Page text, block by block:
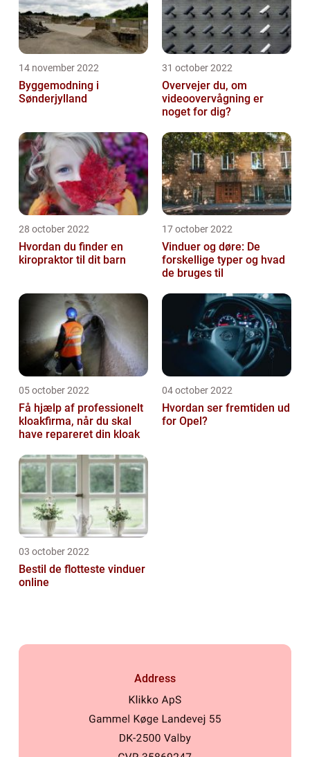
14 november 2022
Byggemodning i
Sønderjylland
31 october 2022
Overvejer du, om
videoovervågning er
noget for dig?
28 october 2022
Hvordan du finder en
kiropraktor til dit barn
17 october 2022
Vinduer og døre: De
forskellige typer og hvad
de bruges til
05 october 2022
Få hjælp af professionelt
kloakfirma, når du skal
have repareret din kloak
04 october 2022
Hvordan ser fremtiden ud
for Opel?
03 october 2022
Bestil de flotteste vinduer
online
Address